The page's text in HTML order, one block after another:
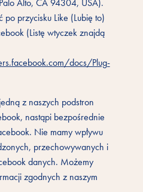
Alto, CA 94304, USA).
przycisku Like (Lubię to)
(Listę wtyczek znajdą
docs/Plug-
z naszych podstron
nastąpi bezpośrednie
Nie mamy wpływu
przechowywanych i
danych. Możemy
zgodnych z naszym